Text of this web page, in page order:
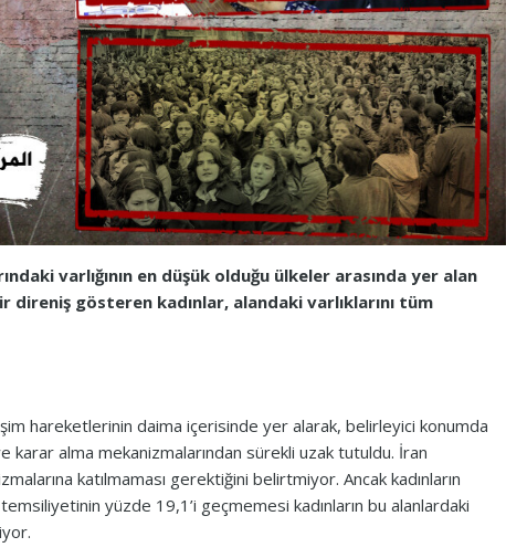
varlığının en düşük olduğu ülkeler arasında yer alan
gösteren kadınlar, alandaki varlıklarını tüm
hareketlerinin daima içerisinde yer alarak, belirleyici konumda
karar alma mekanizmalarından sürekli uzak tutuldu. İran
katılmaması gerektiğini belirtmiyor. Ancak kadınların
yüzde 19,1’i geçmemesi kadınların bu alanlardaki